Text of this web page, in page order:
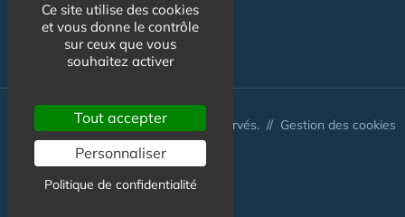
Association
NOS AUTRES SITES :
© CapCampus 2026 - Tous droits réservés. // Gestion des cookies
Ce site utilise des cookies
et vous donne le contrôle
sur ceux que vous
souhaitez activer
Tout accepter
Personnaliser
Politique de confidentialité